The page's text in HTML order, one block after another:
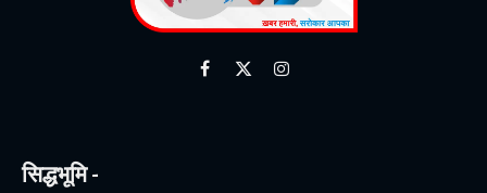
Facebook
X
Instagram
सिद्धभूमि -